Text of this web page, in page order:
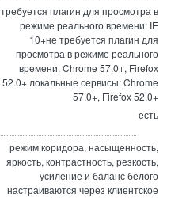
требуется плагин для просмотра в
режиме реального времени: IE
10+не требуется плагин для
просмотра в режиме реального
времени: Chrome 57.0+, Firefox
52.0+ локальные сервисы: Chrome
57.0+, Firefox 52.0+
есть
режим коридора, насыщенность,
яркость, контрастность, резкость,
усиление и баланс белого
настраиваются через клиентское